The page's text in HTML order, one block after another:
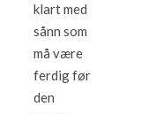
klart med
sånn som
må være
ferdig før
den